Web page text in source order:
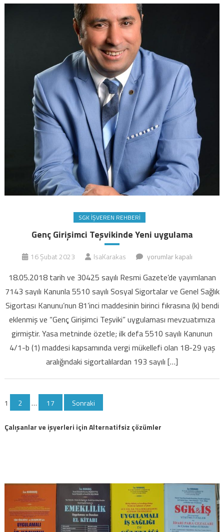
SGK İŞVEREN REHBERI
Genç Girişimci Teşvikinde Yeni uygulama
16 Şubat 2023 IsaKarakas
Genç
Teşvikinde
Yeni
uygulama
için
yorumlar kapalı
18.05.2018 tarih ve 30425 sayılı Resmi Gazete’de yayımlanan
7143 sayılı Kanunla 5510 sayılı Sosyal Sigortalar ve Genel Sağlık
Sigortası Kanunu’nun 81’inci maddesinin birinci fıkrasına (k) bendi
eklenmiş ve “Genç Girişimci Teşviki” uygulaması mevzuatımıza
girmiştir. Yasa metninde özetle; ilk defa 5510 sayılı Kanunun
4/1-b (1) maddesi kapsamında vergi mükellefi olan 18-29 yaş
aralığındaki sigortalılardan 193 sayılı […]
Yazı
sayfalaması
1 2 … 17 Sonraki
Çalışanlar ve işyerleri için Alternatifsiz çözümler